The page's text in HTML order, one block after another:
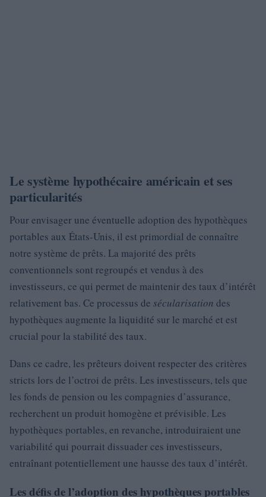
Le système hypothécaire américain et ses
particularités
Pour envisager une éventuelle adoption des hypothèques
portables aux États-Unis, il est primordial de connaître
notre système de prêts. La majorité des prêts
conventionnels sont regroupés et vendus à des
investisseurs, ce qui permet de maintenir des taux d’intérêt
relativement bas. Ce processus de sécularisation des
hypothèques augmente la liquidité sur le marché et est
crucial pour la stabilité des taux.
Dans ce cadre, les prêteurs doivent respecter des critères
stricts lors de l’octroi de prêts. Les investisseurs, tels que
les fonds de pension ou les compagnies d’assurance,
recherchent un produit homogène et prévisible. Les
hypothèques portables, en revanche, introduiraient une
variabilité qui pourrait dissuader ces investisseurs,
entraînant potentiellement une hausse des taux d’intérêt.
Les défis de l’adoption des hypothèques portables